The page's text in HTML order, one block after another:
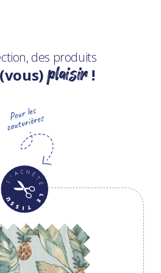
des produits
plaisir!